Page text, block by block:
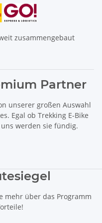
zusammengebaut
Partner
unserer großen Auswahl
Egal ob Trekking E-Bike
werden sie fündig.
mehr über das Programm